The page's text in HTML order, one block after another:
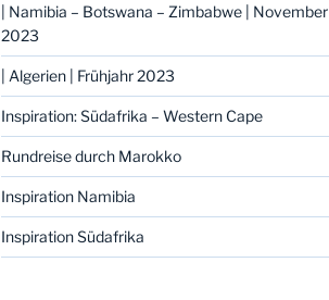
| Namibia – Botswana – Zimbabwe | November
2023
| Algerien | Frühjahr 2023
Inspiration: Südafrika – Western Cape
Rundreise durch Marokko
Inspiration Namibia
Inspiration Südafrika